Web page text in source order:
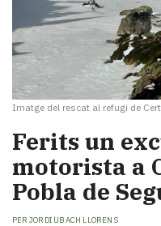
Imatge del rescat al refugi de
Ferits un
motorista a
Pobla de
PER JORDI UBACH LLORENS